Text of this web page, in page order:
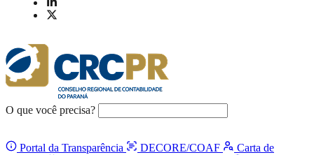
O que você precisa?
Portal da Transparência DECORE/COAF
Carta de